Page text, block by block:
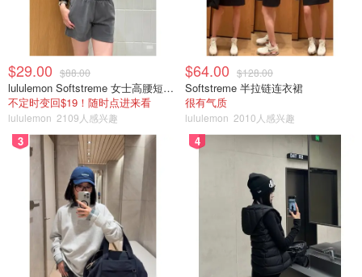
如果旅客未按协议规定离境，退税机构将在3个工作日内通
过信用卡预授权自动扣回预付金。
旅客可在之后实际离境时，重新申请退税。
如你是加拿大籍旅客，来中国旅行时记得充分利用这一便利
服务，即买即退，轻松省税！
来源：
国家税务总局
中加关税新动向 - 特朗普宣布却对华加
收125%关税，中国给予同等反击！
是momo酱
$29.00 $88.00
lululemon Softstreme 女士高腰短裤 10cm
不定时变回$19！随时点进来看
lululemon 2109人感兴趣
$64.00 $128.00
Softstreme 半拉链连衣裙
很有气质
lululemon 2010人感兴趣
3 4